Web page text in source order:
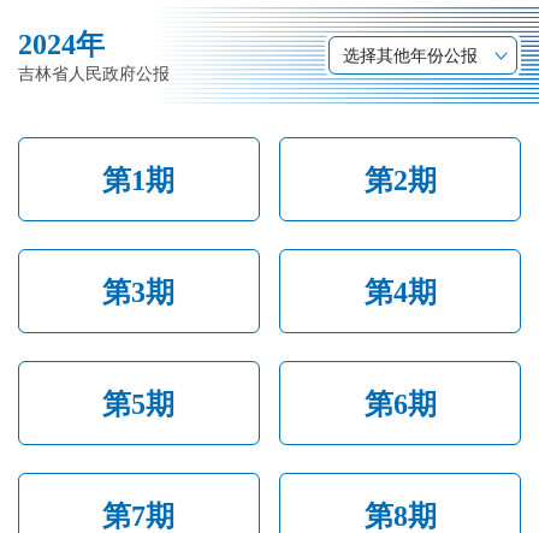
2024年
吉林省人民政府公报
选择其他年份公报
第1期 第2期
第3期 第4期
第5期 第6期
第7期 第8期